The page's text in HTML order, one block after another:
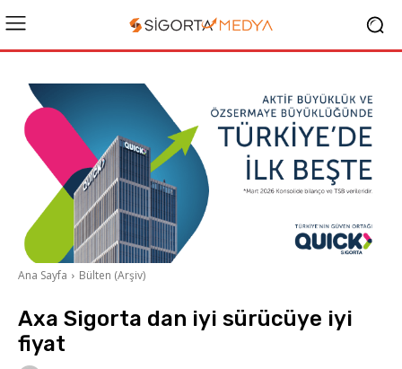
Ana Sayfa Bülten (Arşiv)
Axa Sigorta dan iyi sürücüye iyi
fiyat